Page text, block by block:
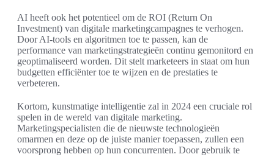
AI heeft ook het potentieel om de ROI (Return On
Investment) van digitale marketingcampagnes te verhogen.
Door AI-tools en algoritmen toe te passen, kan de
performance van marketingstrategieën continu gemonitord en
geoptimaliseerd worden. Dit stelt marketeers in staat om hun
budgetten efficiënter toe te wijzen en de prestaties te
verbeteren.
Kortom, kunstmatige intelligentie zal in 2024 een cruciale rol
spelen in de wereld van digitale marketing.
Marketingspecialisten die de nieuwste technologieën
omarmen en deze op de juiste manier toepassen, zullen een
voorsprong hebben op hun concurrenten. Door gebruik te